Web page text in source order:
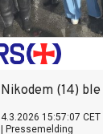
Nikodem (14)
4.3.2026 15:57:07 CET
Pressemelding